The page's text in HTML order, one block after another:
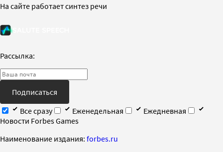
На сайте работает синтез речи
Рассылка:
Подписаться
Все сразу
Еженедельная
Ежедневная
Новости Forbes Games
Наименование издания: forbes.ru